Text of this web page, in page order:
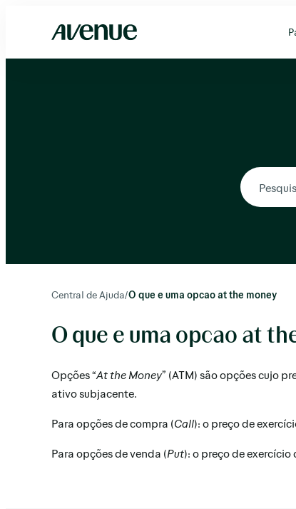
Central de Ajuda/O que e uma opcao at the money
O que e uma opcao at
Opções “At the Money” (ATM) são opções cujo
ativo subjacente.
Para opções de compra (Call): o preço de
Para opções de venda (Put): o preço de